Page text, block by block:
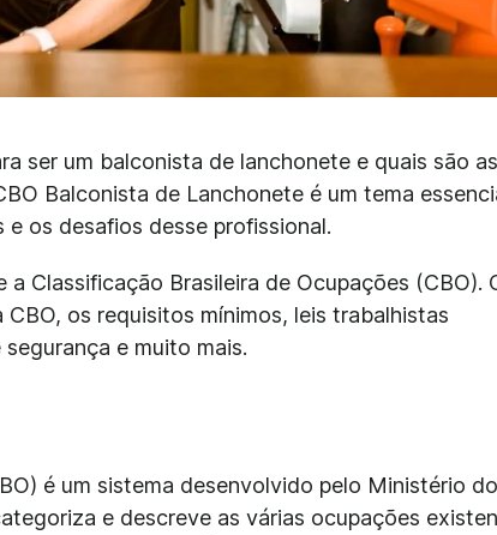
ser um balconista de lanchonete e quais são as
Balconista de Lanchonete é um tema
os desafios desse profissional.
Classificação Brasileira de Ocupações (CBO).
os requisitos mínimos, leis trabalhistas
e muito mais.
é um sistema desenvolvido pelo Ministério do
e descreve as várias ocupações